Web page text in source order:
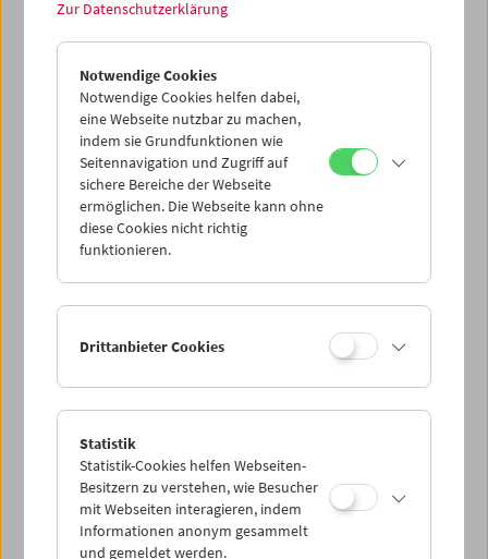
Treibgut: Evgeny Yufit
Collection on Screen: Lav Diaz – Teil 5
Zur Datenschutzerklärung
Notwendige Cookies
Notwendige Cookies helfen dabei,
eine Webseite nutzbar zu machen,
indem sie Grundfunktionen wie
Seitennavigation und Zugriff auf
sichere Bereiche der Webseite
ermöglichen. Die Webseite kann ohne
diese Cookies nicht richtig
funktionieren.
Drittanbieter Cookies
Statistik
Statistik-Cookies helfen Webseiten-
Besitzern zu verstehen, wie Besucher
mit Webseiten interagieren, indem
Informationen anonym gesammelt
und gemeldet werden.